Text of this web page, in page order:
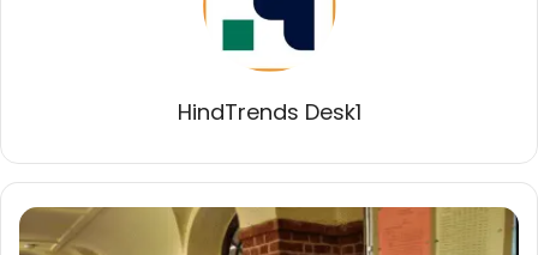
HindTrends Desk1
शिक्षक
भर्ती: